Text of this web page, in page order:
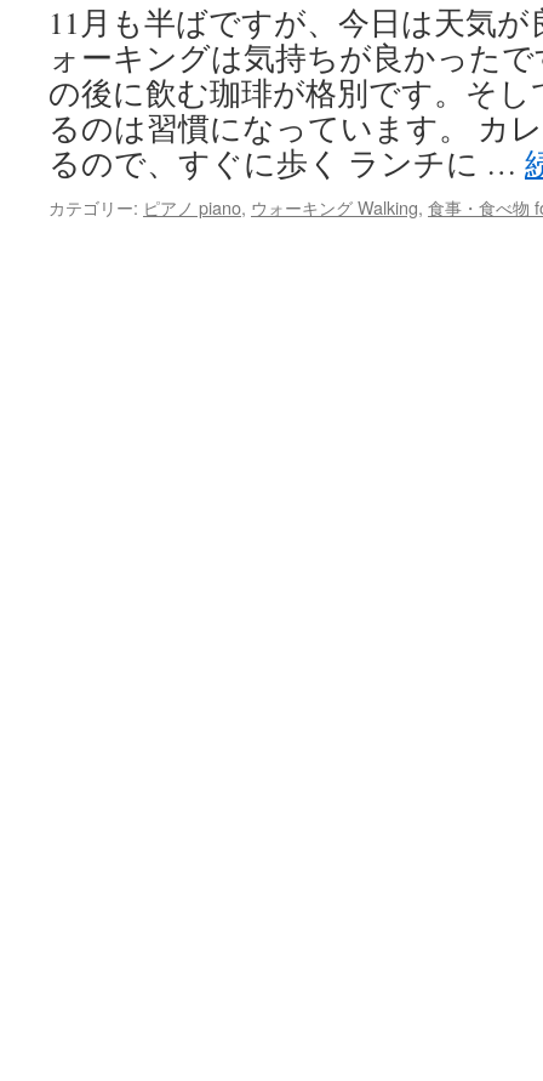
11月も半ばですが、今日は天気
ォーキングは気持ちが良かった
の後に飲む珈琲が格別です。そ
るのは習慣になっています。 カ
るので、すぐに歩く ランチに …
カテゴリー: ピアノ piano, ウォーキング Walking, 食事・食べ物